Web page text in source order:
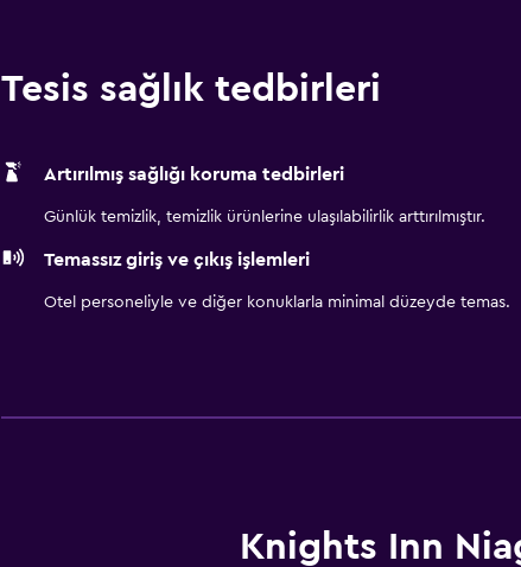
Tesis sağlık tedbirleri
Artırılmış sağlığı koruma tedbirleri
Günlük temizlik, temizlik ürünlerine ulaşılabilirlik arttırılmıştır.
Temassız giriş ve çıkış işlemleri
Otel personeliyle ve diğer konuklarla minimal düzeyde temas.
Knights Inn